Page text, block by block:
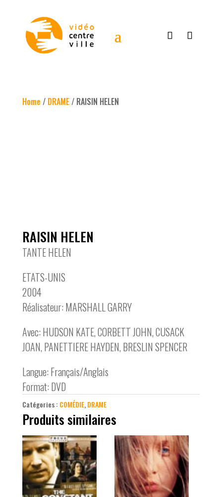
Home / DRAME/ RAISIN HELEN
RAISIN HELEN
TANTE HELEN
ETATS-UNIS
2004
Réalisateur: MARSHALL GARRY
Avec: HUDSON KATE, CORBETT JOHN, CUSACK
JOAN, PANETTIERE HAYDEN, BRESLIN SPENCER
Langue: Français/Anglais
Format: DVD
Catégories : COMÉDIE,DRAME
Produits similaires